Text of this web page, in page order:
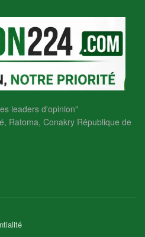
leaders d'opinion"
Ratoma, Conakry République de